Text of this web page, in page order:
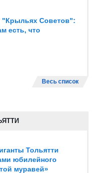
"Крыльях Советов":
есть, что
Весь список
Тольятти
юбилейного
муравей»